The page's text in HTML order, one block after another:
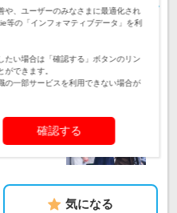
管理のお仕事】★未経験入社が9
用意⇒ゼロスタートで年収800万
接実施中【未経験歓迎/学歴不
OK！中途入社でもすぐ馴染め
所在地：
気になる
や、ユーザーのみなさまに最適化され
等の「インフォマティブデータ」を利
たい場合は「確認する」ボタンのリン
できます。
一部サービスを利用できない場合が
確認する